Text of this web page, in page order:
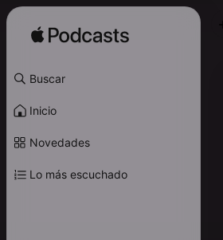
Buscar
Inicio
Novedades
Lo más escuchado